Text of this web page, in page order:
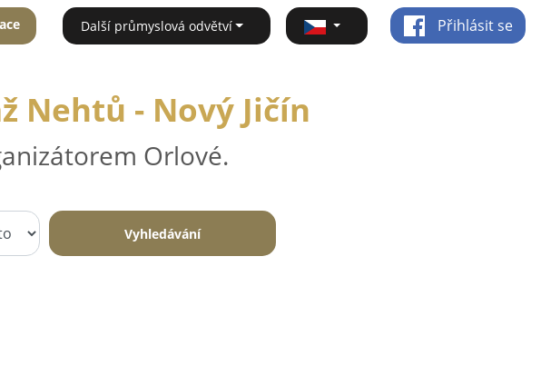
Další průmyslová odvětví Přihlásit se
Nehtů - Nový Jičín
Orlové.
Vyhledávání